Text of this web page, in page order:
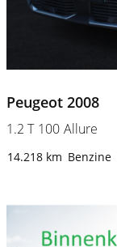
Peugeot 2008
1.2 T 100 Allure
14.218 km Benzine